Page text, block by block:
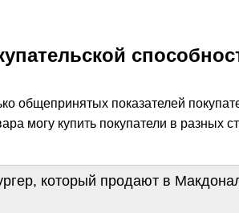
общепринятых показателей
могу купить покупатели в
который продают в